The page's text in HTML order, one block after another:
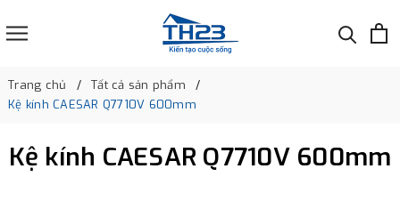
Trang chủ
Tất cả sản phẩm
Kệ kính CAESAR Q7710V 600mm
Kệ kính CAESAR Q7710V 600mm